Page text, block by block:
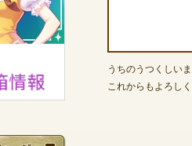
うちのうつくしい
これからもよろし